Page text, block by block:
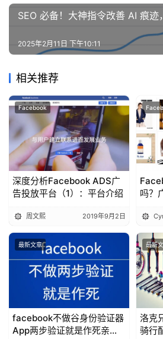
SEO 必备！大神指令改善 AI 痕迹
2025年2月11日 下午10:11
相关推荐
Facebook
深度分析Facebook ADS广
告投放平台（1）：平台介绍
周文熙 2019年9月2日
吗？
最新文章
facebook不做谷身份验证器
App两步验证就是作死亲
最新
洛克
骑行